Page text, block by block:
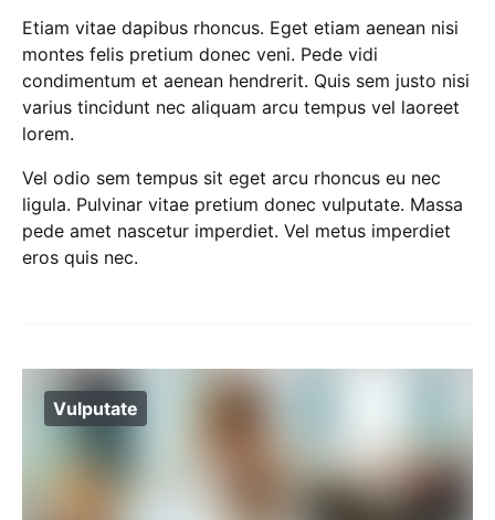
Etiam vitae dapibus rhoncus. Eget etiam aenean nisi
montes felis pretium donec veni. Pede vidi
condimentum et aenean hendrerit. Quis sem justo nisi
varius tincidunt nec aliquam arcu tempus vel laoreet
lorem.
Vel odio sem tempus sit eget arcu rhoncus eu nec
ligula. Pulvinar vitae pretium donec vulputate. Massa
pede amet nascetur imperdiet. Vel metus imperdiet
eros quis nec.
Vulputate